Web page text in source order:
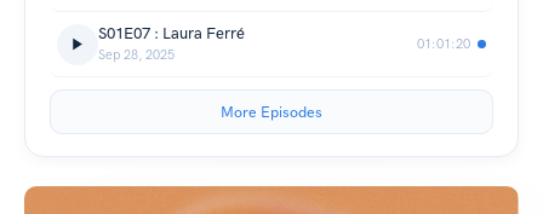
S01E07 : Laura Ferré
Sep 28, 2025
01:01:20
More Episodes